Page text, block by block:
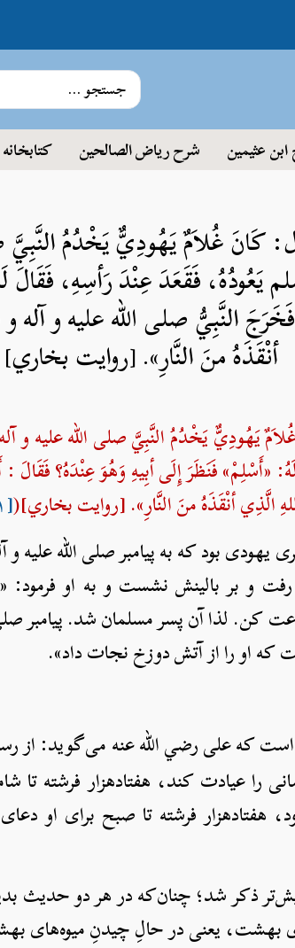
عثیمین شرح ریاض الصالحین کتابخانه
كَانَ غُلاَمٌ يَهُودِيٌّ يَخْدُمُ
يَعُودُهُ، فَقَعَدَ عِنْدَ رَأسِهِ،
النَّبِيُّ صلی الله علیه و
أنْقَذَهُ منَ النَّارِ». [روایت بخاري]
يَهُودِيٌّ يَخْدُمُ النَّبِيَّ صلی الله علیه و
«أَسْلِمْ» فَنَظَرَ إِلَى أبِيهِ وَهُوَ عِنْدَهُ؟
الَّذِي أنْقَذَهُ منَ النَّارِ». [روایت بخاري]([۱]
بود که به پیامبر صلی الله علیه
و بر بالینش نشست و به او فرمود:
لذا آن پسر مسلمان شد. پیامبر صلی
که او را از آتش دوزخ نجات داد».
که علی رضي الله عنه می‌گوید: از
را عیادت کند، هفتادهزار فرشته تا
هفتادهزار فرشته تا صبح برای
ذکر شد؛ چنان‌که در هر دو حدیث
بهشت، یعنی در حالِ چیدنِ میوه‌های